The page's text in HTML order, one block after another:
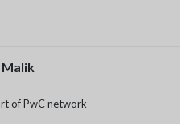
of PwC network